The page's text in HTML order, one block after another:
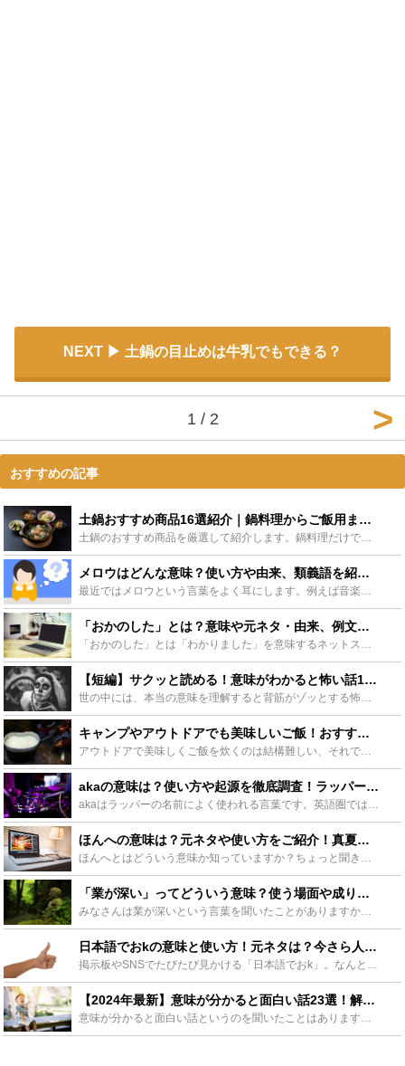
NEXT 土鍋の目止めは牛乳でもできる？
1 / 2
おすすめの記事
土鍋おすすめ商品16選紹介｜鍋料理からご飯用まで！選び方やおしゃれお鍋も - Leisurego(レジャーゴー)
土鍋のおすすめ商品を厳選して紹介します。鍋料理だけでなく最近は土鍋で炊飯したご飯の美味しさにハマっている人も増加中です。便利なIH対応やおしゃれな土鍋も増えています。今回は土鍋のおすすめ商品だけでな...
メロウはどんな意味？使い方や由来、類義語を紹介！おすすめ曲も - Leisurego(レジャーゴー)
最近ではメロウという言葉をよく耳にします。例えば音楽で「この曲メロウだね」と言われたり、「メロウなファッション」等、様々なシーンで使われます。「落ち着いている」や「リッチ」という意味で使われる事が多...
「おかのした」とは？意味や元ネタ・由来、例文や使い方をご紹介！ - Leisurego(レジャーゴー)
「おかのした」とは「わかりました」を意味するネットスラングで“淫夢語録”の1つ。日常でも使える言葉ですが、元ネタや語源を知らずに使うと相手を不快にさせてしまう場合も。今回は「おかのした」の由来や意味...
【短編】サクッと読める！意味がわかると怖い話15選【解説付きで紹介】 - Leisurego(レジャーゴー)
世の中には、本当の意味を理解すると背筋がゾッとする怖い話がたくさんあります。一見ハッピーエンドに見えて、実はものすごく恐ろしい内容だったり、物語の中の言葉をよく聞くと怖い意味合いだったり… そんな意...
キャンプやアウトドアでも美味しいご飯！おすすめギアから空き缶まで？炊飯方法大公開 - Leisurego(レジャーゴー)
アウトドアで美味しくご飯を炊くのは結構難しい、それでも美味しいご飯が食べたい。そんな人の要望を叶えてくれるキャンプでおすすめの炊飯ギアをご紹介します。また、美味しくご飯を炊くための炊飯テクニックも合...
akaの意味は？使い方や起源を徹底調査！ラッパーが多く使っている？ - Leisurego(レジャーゴー)
akaはラッパーの名前によく使われる言葉です。英語圏ではよく使われている言葉なのですが日本ではakaの意味を知っている方は多くありません。この記事ではakaの意味や語源、使われ出した背景を徹底的に調...
ほんへの意味は？元ネタや使い方をご紹介！真夏の夜の淫夢との関係も - Leisurego(レジャーゴー)
ほんへとはどういう意味か知っていますか？ちょっと聞きなれない言葉ですが、これはある動画などのコンテンツ内で使用する、ネット上で流行っているワードの一つです。この記事ではその意味や使用例を詳しく紹介し...
「業が深い」ってどういう意味？使う場面や成り立ちを徹底解説 - Leisurego(レジャーゴー)
みなさんは業が深いという言葉を聞いたことがありますか？普段はあまり耳にしない言葉なだけに意味を知っている人も少ないと思います。この記事では業が深いの意味やその成り立ちを詳しく解説していきます。 さて...
日本語でおkの意味と使い方！元ネタは？今さら人に聞けないネット用語！ - Leisurego(レジャーゴー)
掲示板やSNSでたびたび見かける「日本語でおk」。なんとなく意味はわかるからとそのままにしていませんか？今更人に聞けないネット用語（ネットスラング）！この記事では、日本語でおkの意味や使う時の注意点...
【2024年最新】意味が分かると面白い話23選！解説付きでご紹介！ - Leisurego(レジャーゴー)
意味が分かると面白い話というのを聞いたことはありますか？一見すると普通の事が書いてあるように思えても、実はよく考えると別の意味がある場合があります。今回はそんな意味が分かると面白い話について、どうい...